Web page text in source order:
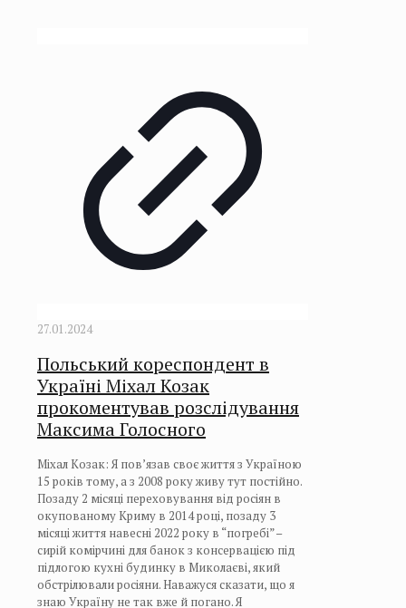
27.01.2024
Польський кореспондент в
Україні Міхал Козак
прокоментував розслідування
Максима Голосного
Міхал Козак: Я пов’язав своє життя з Україною
15 років тому, а з 2008 року живу тут постійно.
Позаду 2 місяці переховування від росіян в
окупованому Криму в 2014 році, позаду 3
місяці життя навесні 2022 року в “погребі” –
сирій комірчині для банок з консервацією під
підлогою кухні будинку в Миколаєві, який
обстрілювали росіяни. Наважуся сказати, що я
знаю Україну не так вже й погано. Я